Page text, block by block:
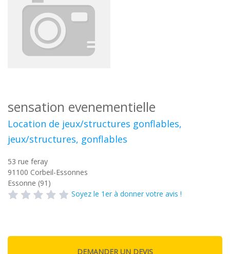
sensation evenementielle
Location de jeux/structures gonflables,
jeux/structures, gonflables
53 rue feray
91100 Corbeil-Essonnes
Essonne (91)
Soyez le 1er à donner votre avis !